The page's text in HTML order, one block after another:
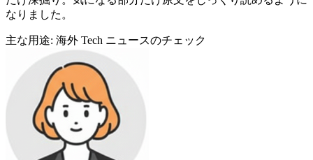
なりました。
主な用途: 海外 Tech ニュースのチェック